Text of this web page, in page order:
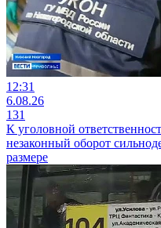
12:31
6.08.26
131
К уголовной
незаконный оборот
размере